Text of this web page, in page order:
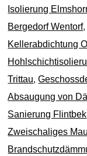
Isolierung
Bergedorf Wentorf,
Kellerabdichtung
Trittau,
Absaugung von
Sanierung Flintbek
Zweischaliges